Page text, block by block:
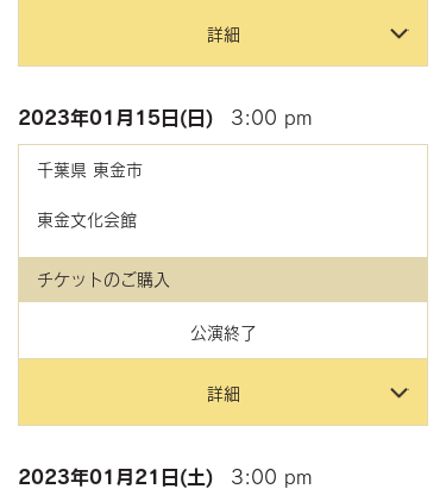
詳細
2023年01月15日(日) 3:00 pm
千葉県 東金市
東金文化会館
チケットのご購入
公演終了
詳細
2023年01月21日(土) 3:00 pm